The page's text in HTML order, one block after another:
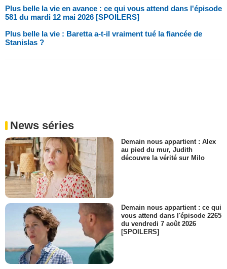
Plus belle la vie en avance : ce qui vous attend dans l'épisode
581 du mardi 12 mai 2026 [SPOILERS]
Plus belle la vie : Baretta a-t-il vraiment tué la fiancée de
Stanislas ?
News séries
Demain nous appartient : Alex
au pied du mur, Judith
découvre la vérité sur Milo
Demain nous appartient : ce qui
vous attend dans l'épisode 2265
du vendredi 7 août 2026
[SPOILERS]